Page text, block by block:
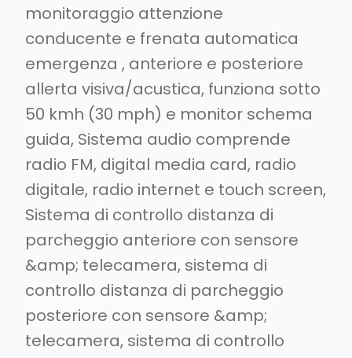
monitoraggio attenzione
conducente e frenata automatica
emergenza , anteriore e posteriore
allerta visiva/acustica, funziona sotto
50 kmh (30 mph) e monitor schema
guida, Sistema audio comprende
radio FM, digital media card, radio
digitale, radio internet e touch screen,
Sistema di controllo distanza di
parcheggio anteriore con sensore
&amp; telecamera, sistema di
controllo distanza di parcheggio
posteriore con sensore &amp;
telecamera, sistema di controllo